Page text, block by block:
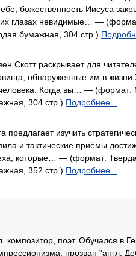
божественность Иисуса
глазах невидимые… —
бумажная, 304 стр.)
Скотт раскрывает для
обнаруженные им в жизни
Когда вы… — (формат:
304 стр.) Подробнее...
предлагает изучить
и тактические приёмы
которые… — (формат:
352 стр.) Подробнее...
поэт. Обучался в
прозван "англ.